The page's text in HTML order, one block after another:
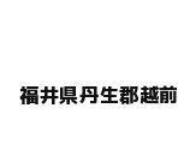
福井県丹生郡越